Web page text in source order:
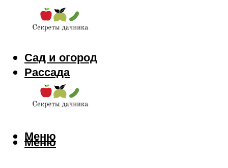
Сад и огород
Рассада
Цветы
Заготовки
Меню
Меню